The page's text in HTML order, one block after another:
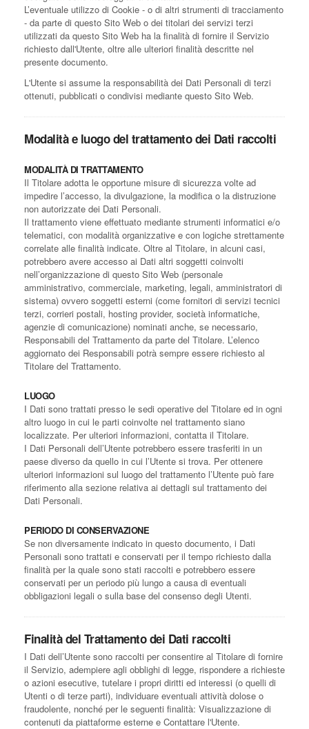
L’eventuale utilizzo di Cookie - o di altri strumenti di tracciamento
- da parte di questo Sito Web o dei titolari dei servizi terzi
utilizzati da questo Sito Web ha la finalità di fornire il Servizio
richiesto dall'Utente, oltre alle ulteriori finalità descritte nel
presente documento.
L'Utente si assume la responsabilità dei Dati Personali di terzi
ottenuti, pubblicati o condivisi mediante questo Sito Web.
Modalità e luogo del trattamento dei Dati raccolti
MODALITÀ DI TRATTAMENTO
Il Titolare adotta le opportune misure di sicurezza volte ad
impedire l’accesso, la divulgazione, la modifica o la distruzione
non autorizzate dei Dati Personali.
Il trattamento viene effettuato mediante strumenti informatici e/o
telematici, con modalità organizzative e con logiche strettamente
correlate alle finalità indicate. Oltre al Titolare, in alcuni casi,
potrebbero avere accesso ai Dati altri soggetti coinvolti
nell’organizzazione di questo Sito Web (personale
amministrativo, commerciale, marketing, legali, amministratori di
sistema) ovvero soggetti esterni (come fornitori di servizi tecnici
terzi, corrieri postali, hosting provider, società informatiche,
agenzie di comunicazione) nominati anche, se necessario,
Responsabili del Trattamento da parte del Titolare. L’elenco
aggiornato dei Responsabili potrà sempre essere richiesto al
Titolare del Trattamento.
LUOGO
I Dati sono trattati presso le sedi operative del Titolare ed in ogni
altro luogo in cui le parti coinvolte nel trattamento siano
localizzate. Per ulteriori informazioni, contatta il Titolare.
I Dati Personali dell’Utente potrebbero essere trasferiti in un
paese diverso da quello in cui l’Utente si trova. Per ottenere
ulteriori informazioni sul luogo del trattamento l’Utente può fare
riferimento alla sezione relativa ai dettagli sul trattamento dei
Dati Personali.
PERIODO DI CONSERVAZIONE
Se non diversamente indicato in questo documento, i Dati
Personali sono trattati e conservati per il tempo richiesto dalla
finalità per la quale sono stati raccolti e potrebbero essere
conservati per un periodo più lungo a causa di eventuali
obbligazioni legali o sulla base del consenso degli Utenti.
Finalità del Trattamento dei Dati raccolti
I Dati dell’Utente sono raccolti per consentire al Titolare di fornire
il Servizio, adempiere agli obblighi di legge, rispondere a richieste
o azioni esecutive, tutelare i propri diritti ed interessi (o quelli di
Utenti o di terze parti), individuare eventuali attività dolose o
fraudolente, nonché per le seguenti finalità: Visualizzazione di
contenuti da piattaforme esterne e Contattare l'Utente.